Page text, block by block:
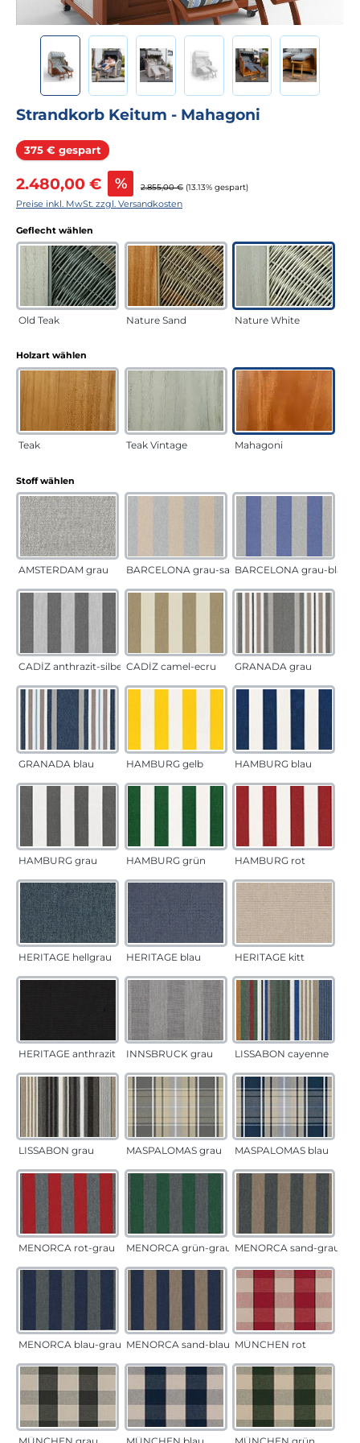
Strandkorb Keitum - Mahagoni
375 € gespart Rabatt
Verkaufspreis:
2.480,00 € % Regulärer Preis:
2.855,00 € (13.13% gespart)
Preise inkl. MwSt. zzgl. Versandkosten
Geflecht wählen
Old Teak Nature Sand Nature White
Holzart wählen
Teak Teak Vintage Mahagoni
Stoff wählen
AMSTERDAM grau BARCELONA grau-sandBARCELONA grau-blau
CADÍZ anthrazit-silber CADÍZ camel-ecru GRANADA grau
GRANADA blau HAMBURG gelb HAMBURG blau
HAMBURG grau HAMBURG grün HAMBURG rot
HERITAGE hellgrau HERITAGE blau HERITAGE kitt
HERITAGE anthrazit INNSBRUCK grau LISSABON cayenne
LISSABON grau MASPALOMAS grau MASPALOMAS blau
MENORCA rot-grau MENORCA grün-grau MENORCA sand-grau
MENORCA blau-grau MENORCA sand-blau MÜNCHEN rot